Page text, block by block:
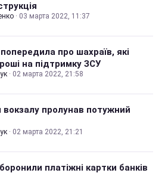
· 03 марта 2022, 11:37
про шахраїв, які
на підтримку ЗСУ
· 02 марта 2022, 21:58
вокзалу пролунав потужний
· 02 марта 2022, 21:21
платіжні картки банків